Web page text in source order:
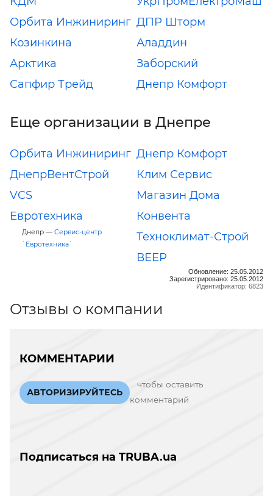
Орбита Инжиниринг ДПР Шторм
Козинкина
Аладдин
Арктика
Заборский
Сапфир Трейд
Днепр Комфорт
Еще организации в Днепре
Орбита Инжиниринг Днепр Комфорт
ДнепрВентСтрой
Клим Сервис
VCS
Магазин Дома
Евротехника
Днепр — Сервис-центр
`Евротехника`
Конвента
Техноклимат-Строй
ВЕЕР
Обновление: 25.05.2012
Зарегистрировано: 25.05.2012
Идентификатор: 6823
Отзывы о компании
КОММЕНТАРИИ
АВТОРИЗИРУЙТЕСЬ
чтобы оставить
комментарий
Подписаться на TRUBA.ua